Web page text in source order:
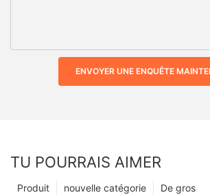
ENVOYER UNE ENQUÊTE
TU POURRAIS AIMER
De gros
nouvelle catégorie
Produit